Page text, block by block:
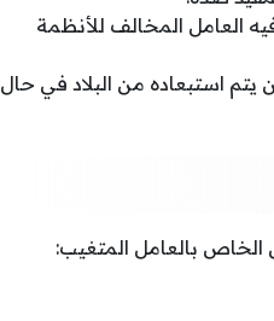
عن كل يوم يتواجد فيه العامل المخالف للأنظمة
استبعاده من البلاد في حال
الخاص بالعامل المتغيب: